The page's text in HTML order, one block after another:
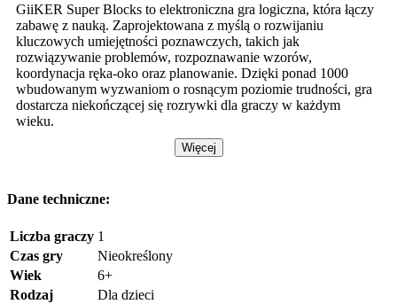
GiiKER Super Blocks to elektroniczna gra logiczna, która łączy
zabawę z nauką. Zaprojektowana z myślą o rozwijaniu
kluczowych umiejętności poznawczych, takich jak
rozwiązywanie problemów, rozpoznawanie wzorów,
koordynacja ręka-oko oraz planowanie. Dzięki ponad 1000
wbudowanym wyzwaniom o rosnącym poziomie trudności, gra
dostarcza niekończącej się rozrywki dla graczy w każdym
wieku.
Więcej
Dane techniczne:
Liczba graczy 1
Czas gry
Nieokreślony
Wiek
6+
Rodzaj
Dla dzieci